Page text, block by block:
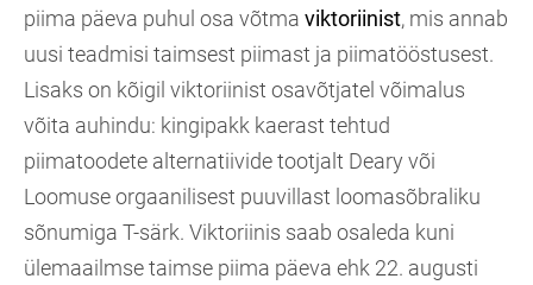
piima päeva puhul osa võtma viktoriinist, mis annab
uusi teadmisi taimsest piimast ja piimatööstusest.
Lisaks on kõigil viktoriinist osavõtjatel võimalus
võita auhindu: kingipakk kaerast tehtud
piimatoodete alternatiivide tootjalt Deary või
Loomuse orgaanilisest puuvillast loomasõbraliku
sõnumiga T-särk. Viktoriinis saab osaleda kuni
ülemaailmse taimse piima päeva ehk 22. augusti